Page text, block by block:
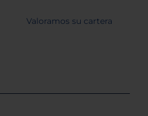
Valoramos su cartera